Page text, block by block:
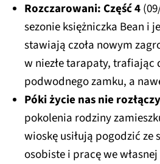
Rozczarowani: Część 4
sezonie księżniczka Bean i
stawiają czoła nowym
w niezłe tarapaty, trafiając
podwodnego zamku, a
Póki życie nas nie rozłączy
pokolenia rodziny
wioskę usiłują pogodzić ze
osobiste i pracę we